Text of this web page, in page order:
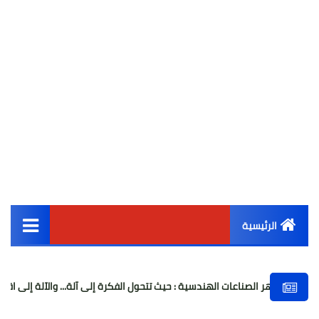
الرئيسية
أخبار مصر
الصناعات الهندسية : حيث تتحول الفكرة إلى آلة... والآلة إلى اقتصاد